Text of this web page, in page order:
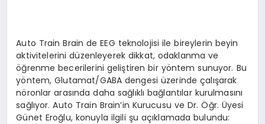
Auto Train Brain de EEG teknolojisi ile bireylerin beyin
aktivitelerini düzenleyerek dikkat, odaklanma ve
öğrenme becerilerini geliştiren bir yöntem sunuyor. Bu
yöntem, Glutamat/GABA dengesi üzerinde çalışarak
nöronlar arasında daha sağlıklı bağlantılar kurulmasını
sağlıyor. Auto Train Brain’in Kurucusu ve Dr. Öğr. Üyesi
Günet Eroğlu, konuyla ilgili şu açıklamada bulundu: